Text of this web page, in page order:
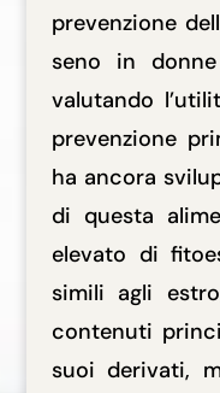
prevenzione
seno in
valutando
prevenzione
ha ancora
di questa
elevato di
simili agli
contenuti
suoi derivati,